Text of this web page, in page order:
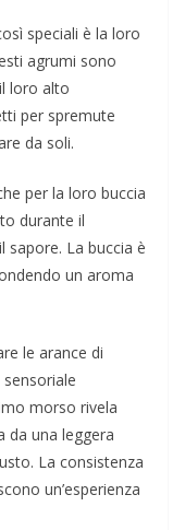
speciali è la loro
agrumi sono
loro alto
per spremute
da soli.
per la loro buccia
durante il
sapore. La buccia è
un aroma
le arance di
morso rivela
da una leggera
La consistenza
un’esperienza